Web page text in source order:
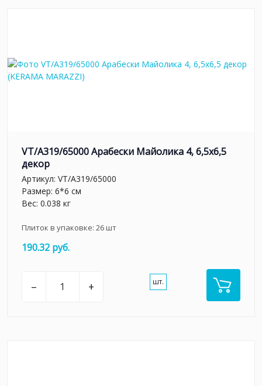
VT/A319/65000 Арабески Майолика 4, 6,5х6,5
декор
Артикул: VT/A319/65000
Размер: 6*6 см
Вес: 0.038 кг
Плиток в упаковке: 26шт
190.32 руб.
– + шт.